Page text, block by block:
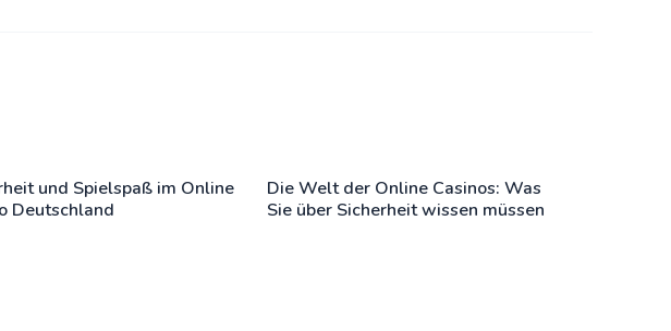
und Spielspaß im Online
Deutschland
Die Welt der Online Casinos: Was
Sie über Sicherheit wissen müssen